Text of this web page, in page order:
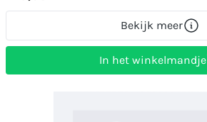
Bekijk meer
In het winkelmandje